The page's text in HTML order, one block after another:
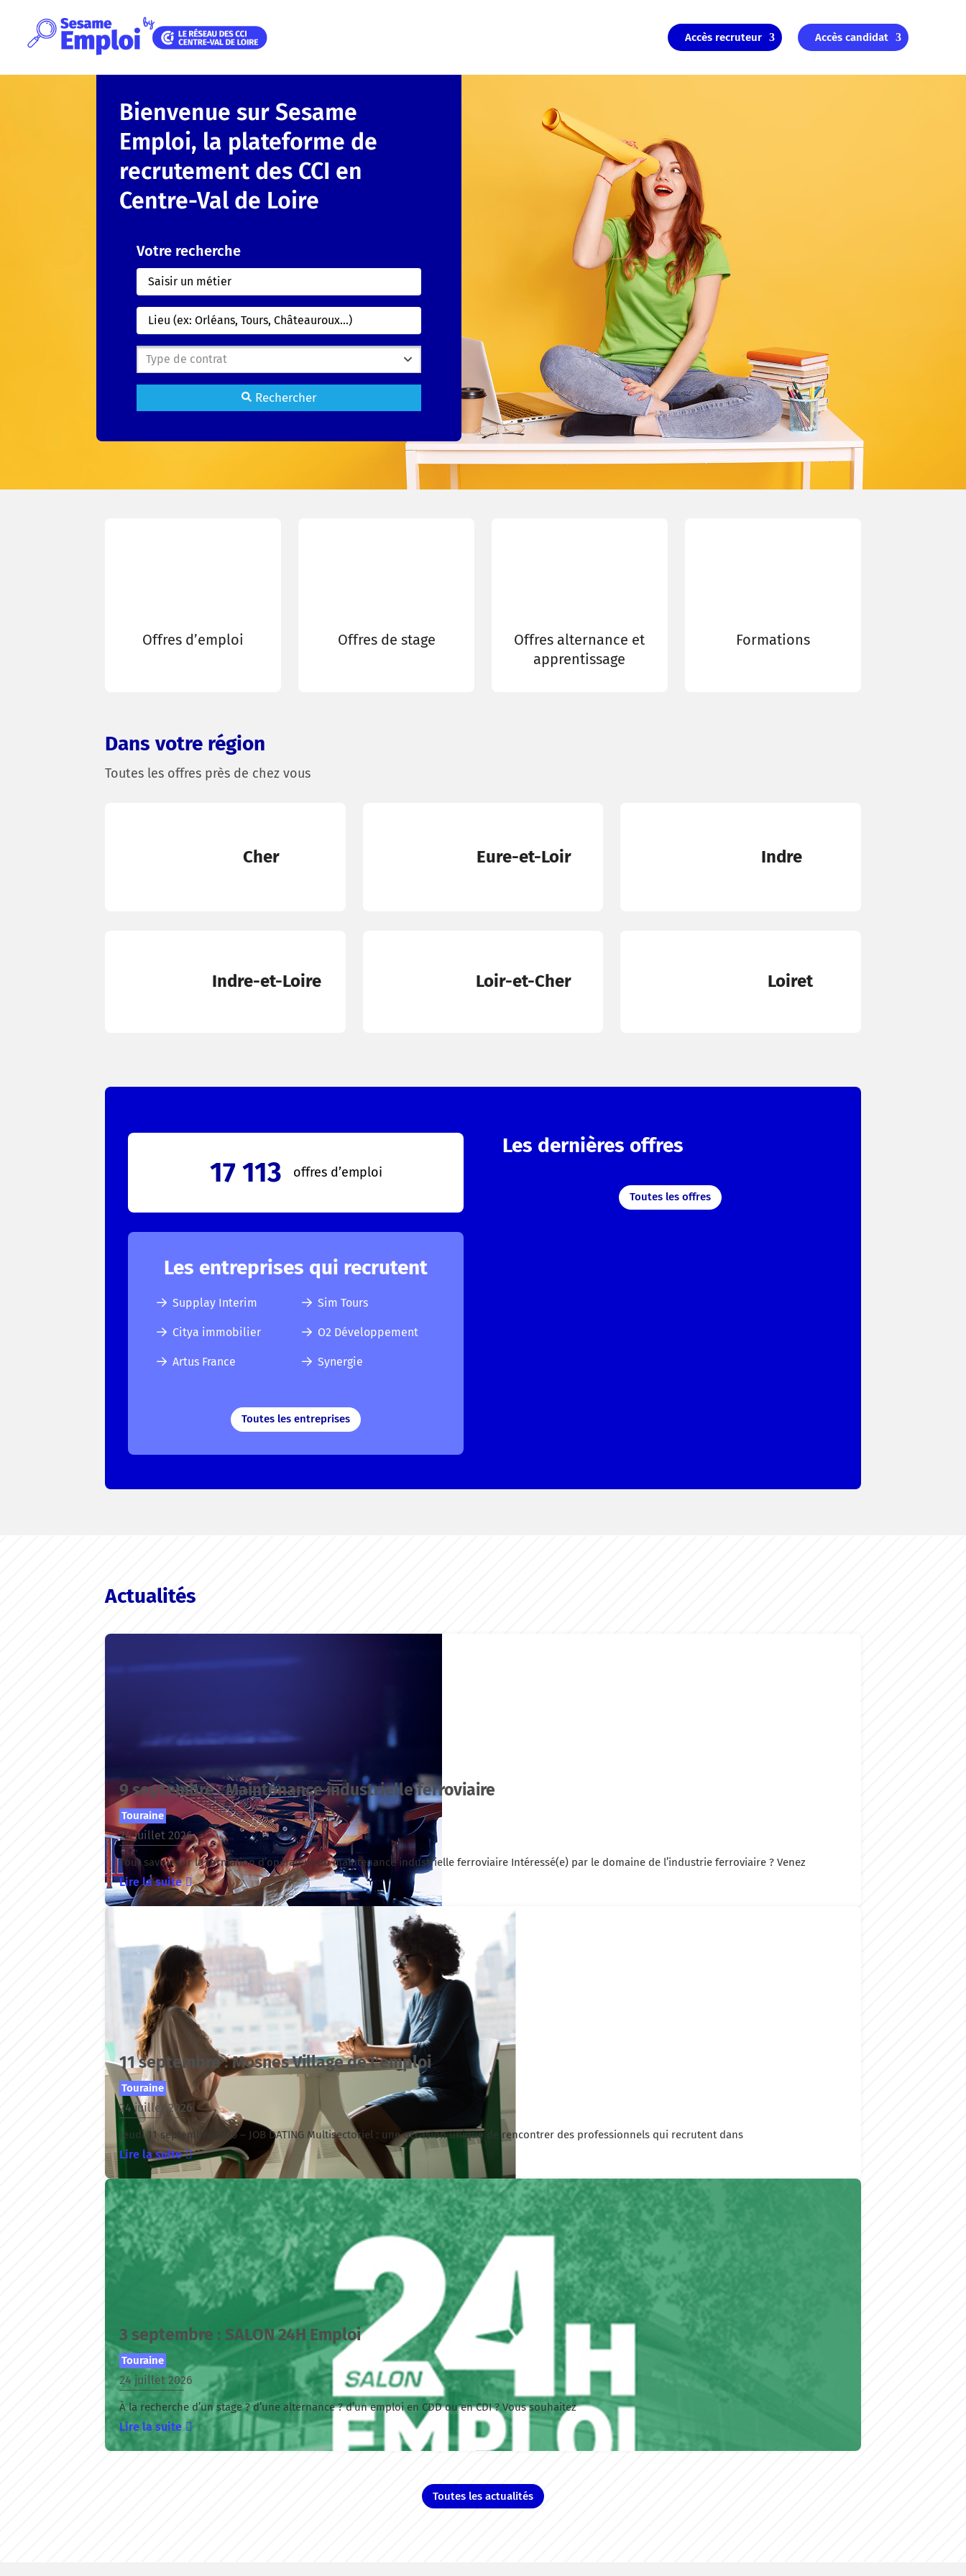
Accès recruteur Accès candidat
Bienvenue sur Sesame
Emploi, la plateforme de
recrutement des CCI en
Centre-Val de Loire
Votre recherche
Rechercher des offres
Type de contrat
Rechercher
Offres d’emploi Offres de stage
Offres alternance et
apprentissage
Formations
Dans votre région
Toutes les offres près de chez vous
Cher Eure-et-Loir Indre
Indre-et-Loire Loir-et-Cher Loiret
17 113 offres d’emploi
Les entreprises qui recrutent
Supplay Interim
Citya immobilier
Artus France
Sim Tours
O2 Développement
Synergie
Toutes les entreprises
Les dernières offres
Toutes les offres
Actualités
9 septembre : Maintenance industrielle ferroviaire
24 juillet 2026
Touraine
Tout savoir sur la formation d’opérateur en maintenance industrielle ferroviaire Intéressé(e) par le domaine de l’industrie ferroviaire ? Venez
Lire la suite
11 septembre : Mosnes Village de l’emploi
24 juillet 2026
Touraine
Jeudi 11 septembre 2026 – JOB DATING Multisectoriel : une occasion unique de rencontrer des professionnels qui recrutent dans
Lire la suite
3 septembre : SALON 24H Emploi
24 juillet 2026
Touraine
À la recherche d’un stage ? d’une alternance ? d’un emploi en CDD ou en CDI ? Vous souhaitez
Lire la suite
Toutes les actualités